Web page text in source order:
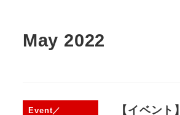
May 2022
Event／
【イベント】